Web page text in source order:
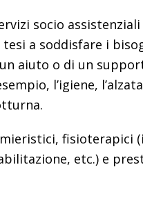
socio
a soddisfare i
aiuto o di un
l’igiene,
fisioterapici
etc.) e